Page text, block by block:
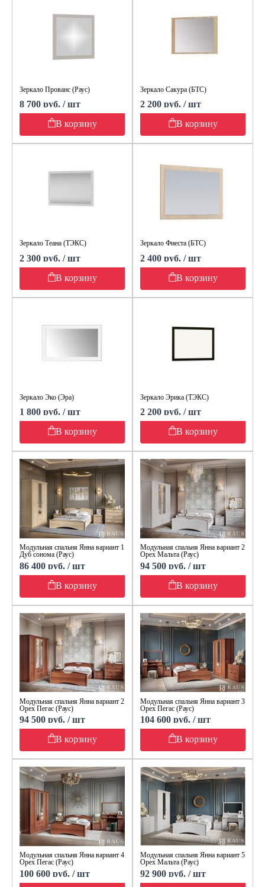
Зеркало Прованс (Раус)
8 700 руб. / шт
В корзину
Зеркало Сакура (БТС)
2 200 руб. / шт
В корзину
Зеркало Теана (ТЭКС)
2 300 руб. / шт
В корзину
Зеркало Фиеста (БТС)
2 400 руб. / шт
В корзину
Зеркало Эко (Эра)
1 800 руб. / шт
В корзину
Зеркало Эрика (ТЭКС)
2 200 руб. / шт
В корзину
Модульная спальня Янна вариант 1
Дуб сонома (Раус)
86 400 руб. / шт
В корзину
Модульная спальня Янна вариант 2
Орех Мальта (Раус)
94 500 руб. / шт
В корзину
Модульная спальня Янна вариант 2
Орех Пегас (Раус)
94 500 руб. / шт
В корзину
Модульная спальня Янна вариант 3
Орех Пегас (Раус)
104 600 руб. / шт
В корзину
Модульная спальня Янна вариант 4
Орех Пегас (Раус)
100 600 руб. / шт
Модульная спальня Янна вариант 5
Орех Мальта (Раус)
92 900 руб. / шт